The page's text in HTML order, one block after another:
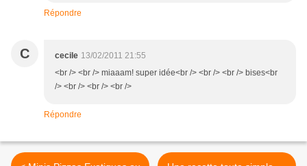
Répondre
C cecile 13/02/2011 21:55
<br /> <br /> miaaam! super idée<br /> <br /> <br /> bises<br
/> <br /> <br /> <br />
Répondre